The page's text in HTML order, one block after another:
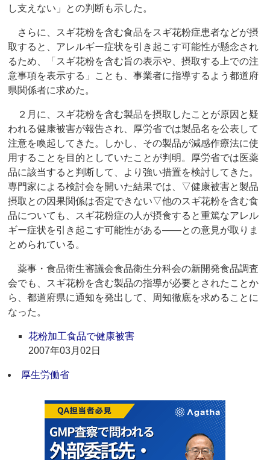
し支えない」との判断も示した。
さらに、スギ花粉を含む食品をスギ花粉症患者などが摂
取すると、アレルギー症状を引き起こす可能性が懸念され
るため、「スギ花粉を含む旨の表示や、摂取する上での注
意事項を表示する」ことも、事業者に指導するよう都道府
県関係者に求めた。
２月に、スギ花粉を含む製品を摂取したことが原因と疑
われる健康被害が報告され、厚労省では製品名を公表して
注意を喚起してきた。しかし、その製品が減感作療法に使
用することを目的としていたことが判明。厚労省では医薬
品に該当すると判断して、より強い措置を検討してきた。
専門家による検討会を開いた結果では、▽健康被害と製品
摂取との因果関係は否定できない▽他のスギ花粉を含む食
品についても、スギ花粉症の人が摂食すると重篤なアレル
ギー症状を引き起こす可能性がある――との意見が取りま
とめられている。
薬事・食品衛生審議会食品衛生分科会の新開発食品調査
会でも、スギ花粉を含む製品の指導が必要とされたことか
ら、都道府県に通知を発出して、周知徹底を求めることに
なった。
花粉加工食品で健康被害
2007年03月02日
厚生労働省